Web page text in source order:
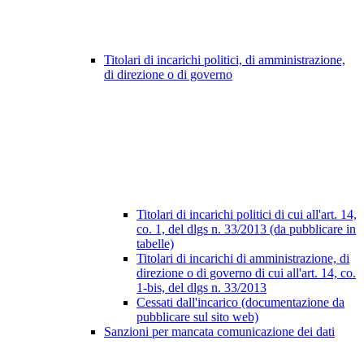
Titolari di incarichi politici, di amministrazione,
di direzione o di governo
Titolari di incarichi politici di cui all'art. 14,
co. 1, del dlgs n. 33/2013 (da pubblicare in
tabelle)
Titolari di incarichi di amministrazione, di
direzione o di governo di cui all'art. 14, co.
1-bis, del dlgs n. 33/2013
Cessati dall'incarico (documentazione da
pubblicare sul sito web)
Sanzioni per mancata comunicazione dei dati